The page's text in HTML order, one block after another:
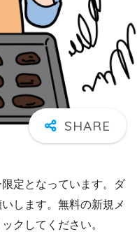
定となっています。ダ
します。無料の新規メ
クしてください。